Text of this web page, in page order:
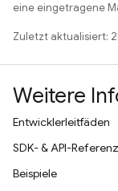
eine eingetragene
Zuletzt aktualisiert:
Weitere
Entwicklerleitfäden
SDK- & API-Referenz
Beispiele